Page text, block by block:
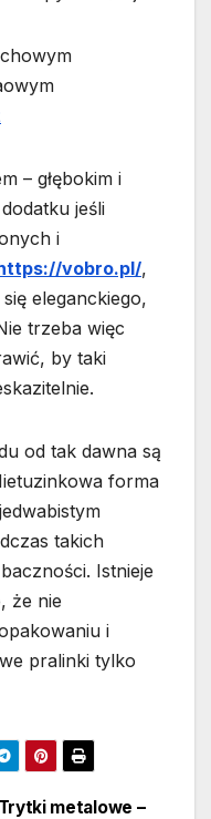
– głębokim i
jeśli
i
vobro.pl/,
eleganckiego,
trzeba więc
by taki
od tak dawna są
forma
takich
Istnieje
że nie
i
pralinki tylko
Trytki metalowe –